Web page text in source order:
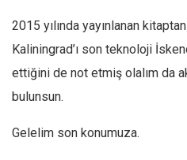
2015 yılında yayınlanan
Kaliningrad’ı son teknoloji
ettiğini de not etmiş olalım da
bulunsun.
Gelelim son konumuza.